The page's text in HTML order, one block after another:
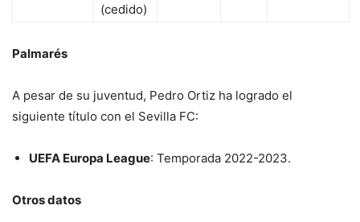
(cedido)
Palmarés
A pesar de su juventud, Pedro Ortiz ha logrado el
siguiente título con el Sevilla FC:
UEFA Europa League: Temporada 2022-2023.
Otros datos